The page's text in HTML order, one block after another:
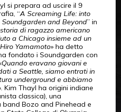
si prepara ad uscire il 9
“A Screaming Life: into
and Beyond” in
di ragazzo americano
a Chicago insieme ad un
Yamamoto» ha detto
fondato i Soundgarden con
Quando eravano giovani e
a Seattle, siamo entrati in
underground e abbiamo
Kim Thayl ha origini indiane
classica), una
Bozo and Pinehead e